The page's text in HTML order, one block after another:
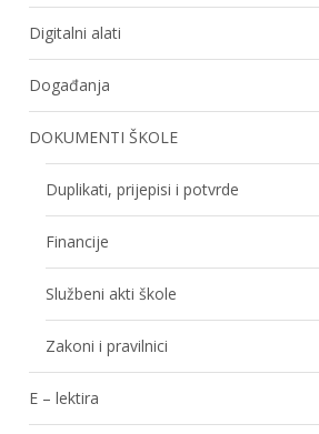
Digitalni alati
Događanja
DOKUMENTI ŠKOLE
Duplikati, prijepisi i potvrde
Financije
Službeni akti škole
Zakoni i pravilnici
E – lektira